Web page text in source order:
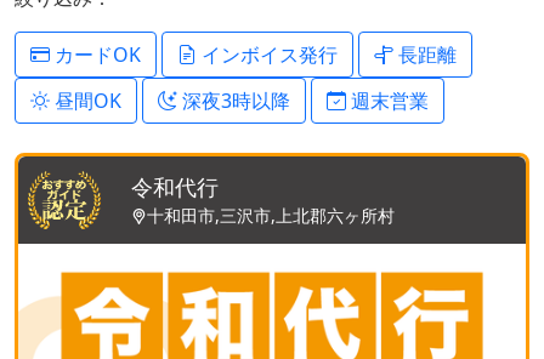
カードOK インボイス発行
長距離
昼間OK
深夜3時以降 週末営業
令和代行
十和田市,三沢市,上北郡六ヶ所村